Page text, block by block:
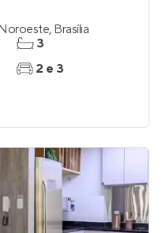
, Brasília
3
2 e 3